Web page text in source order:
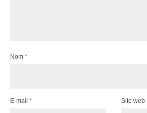
Nom *
E-mail * Site web